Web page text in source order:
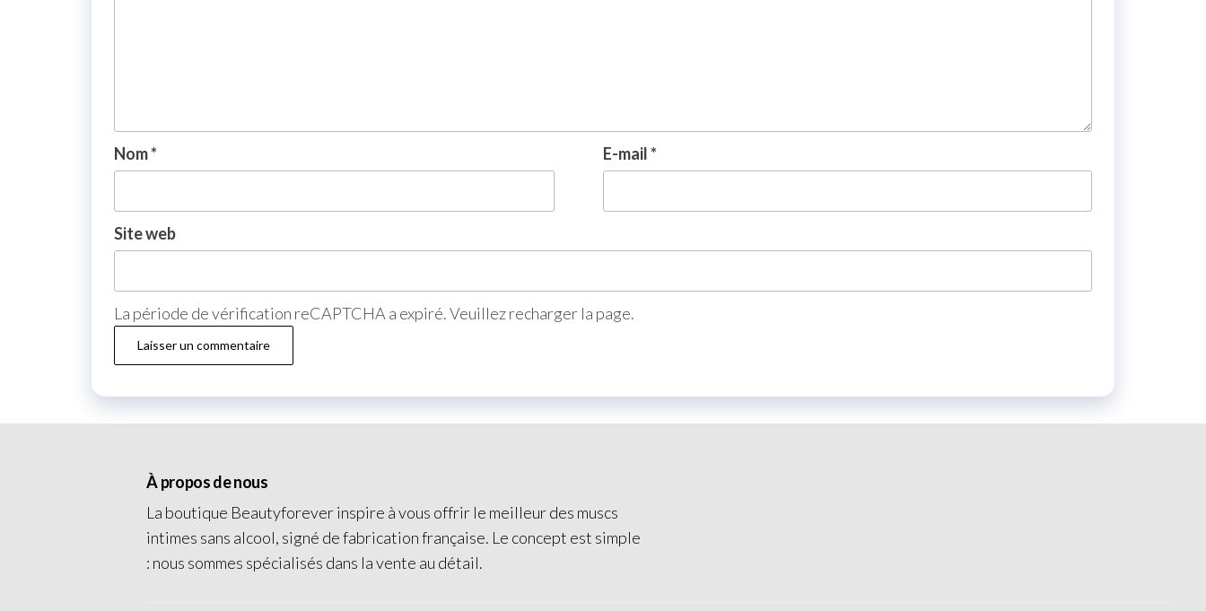
Nom* E-mail*
Site web
La période de vérification reCAPTCHA a expiré. Veuillez recharger la page.
À propos de nous
La boutique Beautyforever inspire à vous offrir le meilleur des muscs
intimes sans alcool, signé de fabrication française. Le concept est simple
: nous sommes spécialisés dans la vente au détail.